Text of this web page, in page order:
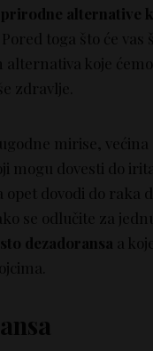
prirodne alternative
Pored toga što će
koje
zdravlje.
mirise, većina
mogu dovesti do
dovodi do raka
se odlučite za
dezadoransa a